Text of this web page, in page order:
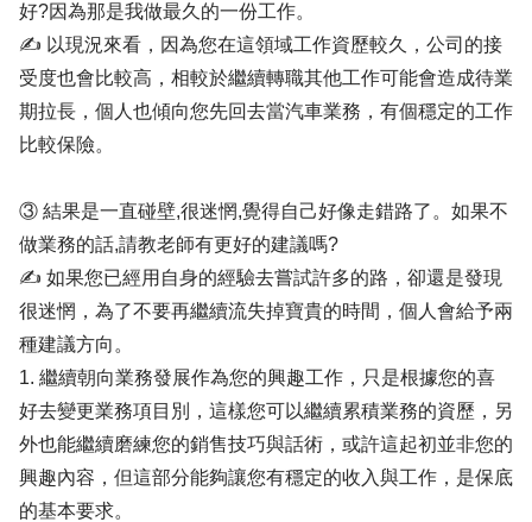
好?因為那是我做最久的一份工作。
✍ 以現況來看，因為您在這領域工作資歷較久，公司的接
受度也會比較高，相較於繼續轉職其他工作可能會造成待業
期拉長，個人也傾向您先回去當汽車業務，有個穩定的工作
比較保險。
③ 結果是一直碰壁,很迷惘,覺得自己好像走錯路了。如果不
做業務的話,請教老師有更好的建議嗎?
✍ 如果您已經用自身的經驗去嘗試許多的路，卻還是發現
很迷惘，為了不要再繼續流失掉寶貴的時間，個人會給予兩
種建議方向。
1. 繼續朝向業務發展作為您的興趣工作，只是根據您的喜
好去變更業務項目別，這樣您可以繼續累積業務的資歷，另
外也能繼續磨練您的銷售技巧與話術，或許這起初並非您的
興趣內容，但這部分能夠讓您有穩定的收入與工作，是保底
的基本要求。